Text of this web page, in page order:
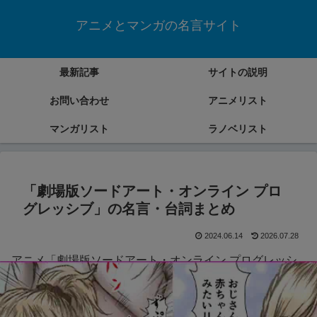
アニメとマンガの名言サイト
最新記事 サイトの説明
お問い合わせ アニメリスト
マンガリスト ラノベリスト
「劇場版ソードアート・オンライン プロ
グレッシブ」の名言・台詞まとめ
2024.06.14 2026.07.28
アニメ「劇場版ソードアート・オンライン プログレッシ
ブ」の名言・台詞をまとめていきます。